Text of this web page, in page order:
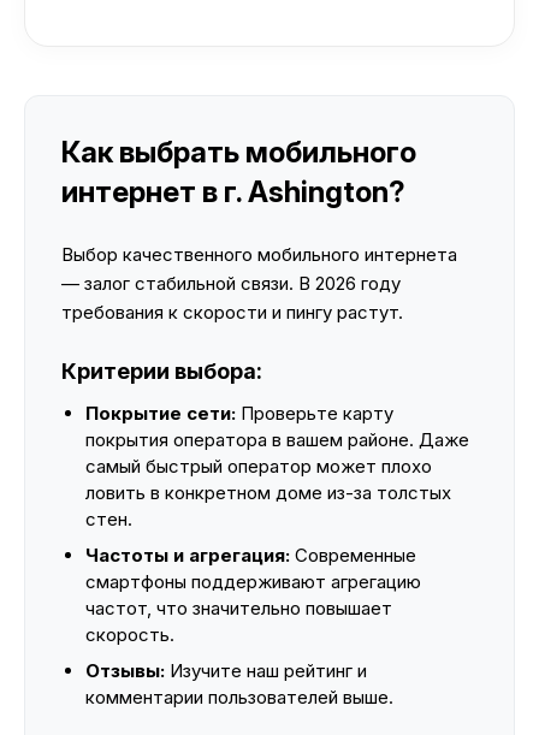
Как выбрать мобильного
интернет в г. Ashington?
Выбор качественного мобильного интернета
— залог стабильной связи. В 2026 году
требования к скорости и пингу растут.
Критерии выбора:
Покрытие сети: Проверьте карту
покрытия оператора в вашем районе. Даже
самый быстрый оператор может плохо
ловить в конкретном доме из-за толстых
стен.
Частоты и агрегация: Современные
смартфоны поддерживают агрегацию
частот, что значительно повышает
скорость.
Отзывы: Изучите наш рейтинг и
комментарии пользователей выше.